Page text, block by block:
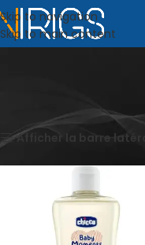
Skip to navigation
Skip to main content
Afficher la barre